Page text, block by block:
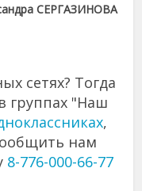
СЕРГАЗИНОВА
сетях? Тогда
группах "Наш
,
нам
8-776-000-66-77